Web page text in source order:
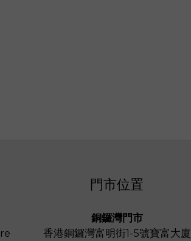
門市位置
銅鑼灣門市
香港銅鑼灣富明街1-5號寶富大廈